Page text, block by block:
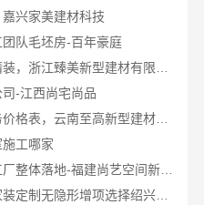
兴家美建材科技
队毛坯房-百年豪庭
-江西尚宅尚品
呈贡一站式装修服务价格表，云南至高新型建材有限公司
工哪家
旧房室内家装自有工厂整体落地-福建尚艺空间新材料科技有限公司
绍兴上虞区个性化家装定制无隐形增项选择绍兴卓鑫装饰材料有限公司